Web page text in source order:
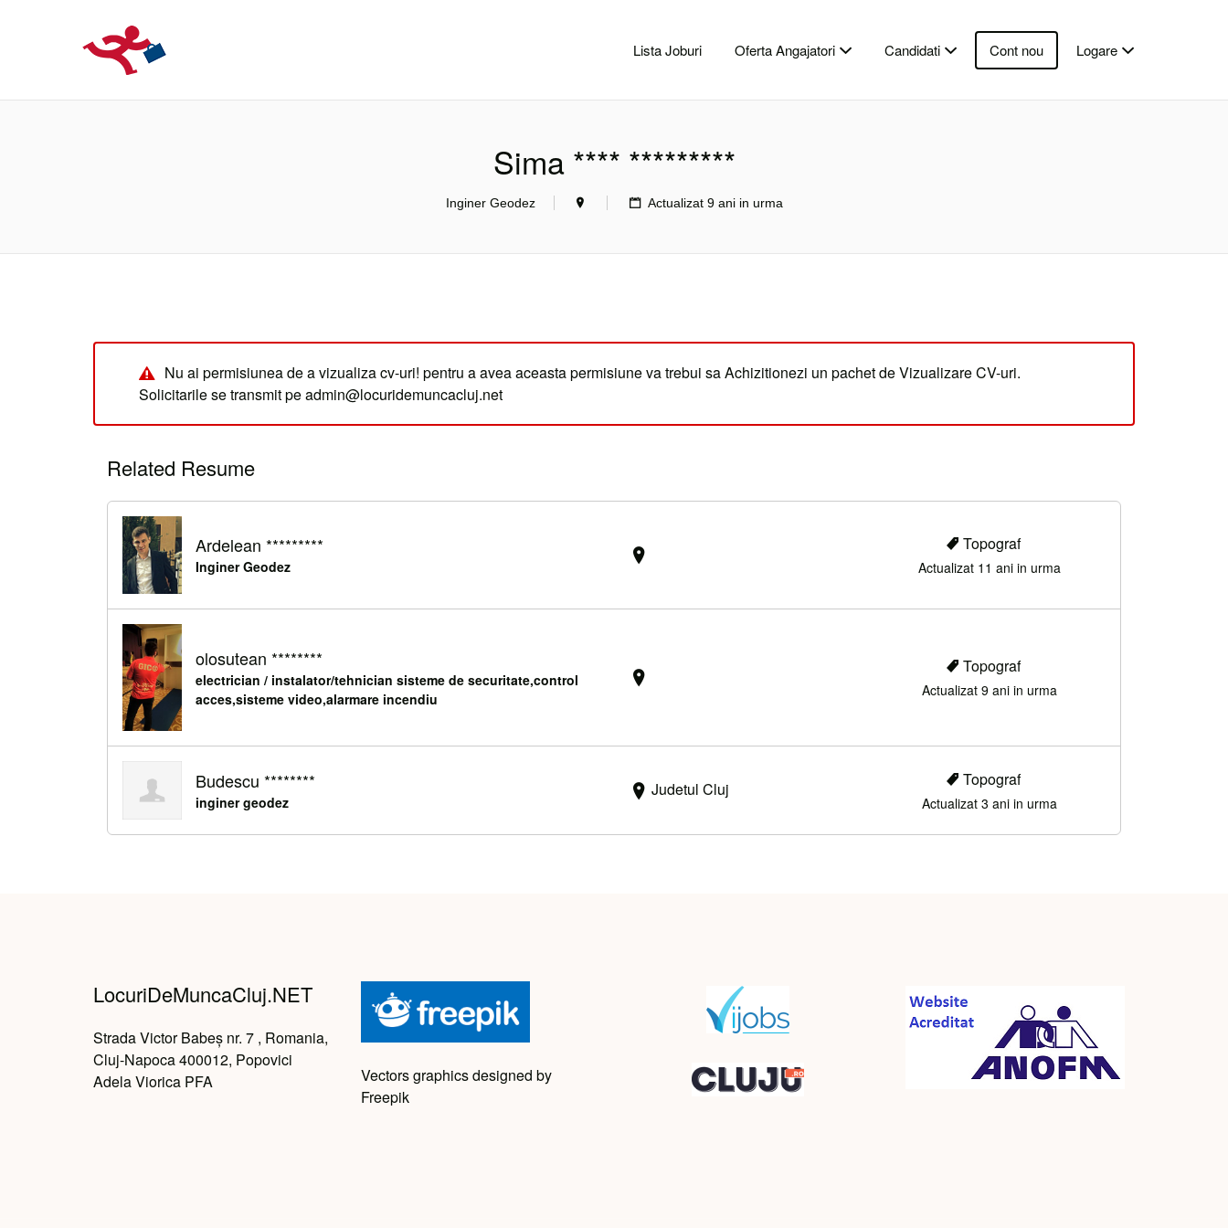
Lista Joburi Oferta Angajatori Candidati Cont nou Logare
Sima **** *********
Inginer Geodez Actualizat 9 ani in urma
Nu ai permisiunea de a vizualiza cv-uri! pentru a avea aceasta permisiune va trebui sa Achizitionezi un pachet de Vizualizare CV-uri.
Solicitarile se transmit pe admin@locuridemuncacluj.net
Related Resume
Ardelean *********
Inginer Geodez
Topograf
Actualizat 11 ani in urma
olosutean ********
electrician / instalator/tehnician sisteme de securitate,control
acces,sisteme video,alarmare incendiu
Topograf
Actualizat 9 ani in urma
Budescu ********
inginer geodez
Judetul Cluj
Topograf
Actualizat 3 ani in urma
LocuriDeMuncaCluj.NET
Strada Victor Babeș nr. 7 , Romania,
Cluj-Napoca 400012, Popovici
Adela Viorica PFA
Vectors graphics designed by
Freepik